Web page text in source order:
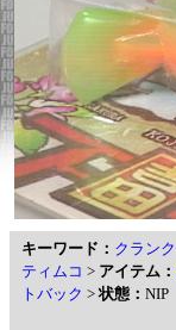
キーワード： クランク
ティムコ > アイテム：
トバック >状態： NIP